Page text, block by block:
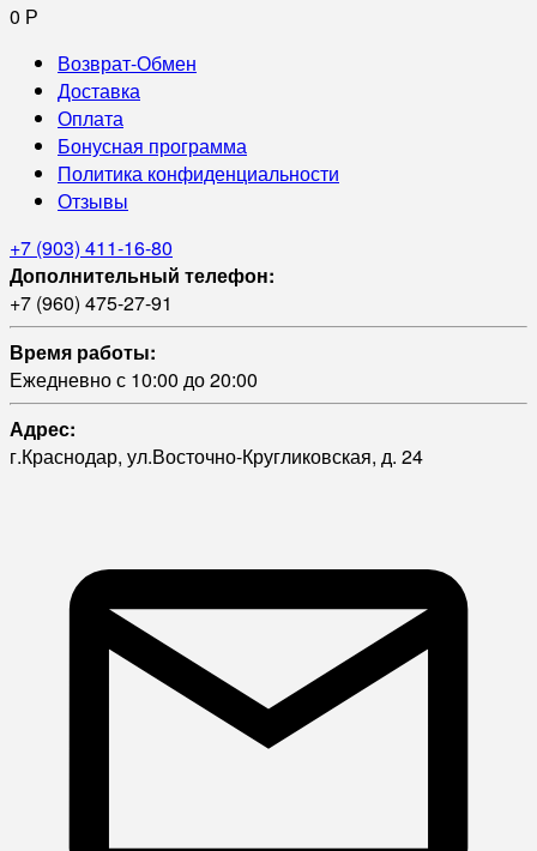
0 Р
Возврат-Обмен
Доставка
Оплата
Бонусная программа
Политика конфиденциальности
Отзывы
+7 (903) 411-16-80
Дополнительный телефон:
+7 (960) 475-27-91
Время работы:
Ежедневно с 10:00 до 20:00
Адрес:
г.Краснодар, ул.Восточно-Кругликовская, д. 24